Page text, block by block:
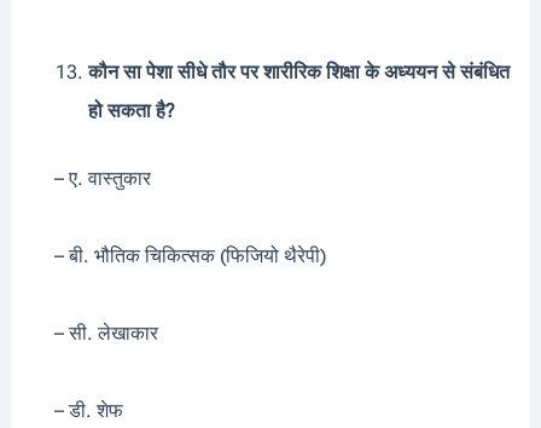
कौन सा पेशा सीधे तौर पर शारीरिक शिक्षा के अध्ययन से संबंधित
हो सकता है?
– ए. वास्तुकार
– बी. भौतिक चिकित्सक (फिजियो थैरेपी)
– सी. लेखाकार
– डी. शेफ